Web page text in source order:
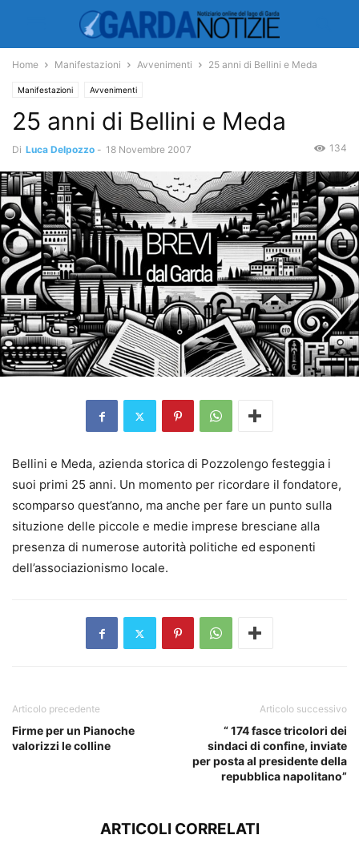
Home Manifestazioni Avvenimenti 25 anni di Bellini e Meda
Manifestazioni Avvenimenti
25 anni di Bellini e Meda
Di Luca Delpozzo - 18 Novembre 2007 134
Bellini e Meda, azienda storica di Pozzolengo festeggia i
suoi primi 25 anni. Un momento per ricordare il fondatore,
scomparso quest’anno, ma anche per fare un punto sulla
situzione delle piccole e medie imprese bresciane alla
presenza di numerose autorità politiche ed esponenti
dell’associazionismo locale.
Articolo precedente
Firme per un Pianoche
valorizzi le colline
Articolo successivo
“ 174 fasce tricolori dei
sindaci di confine, inviate
per posta al presidente della
repubblica napolitano”
ARTICOLI CORRELATI